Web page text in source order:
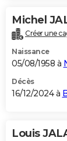
Michel
Créer une
Naissance
05/08/1958 à
Décès
16/12/2024 à
Louis